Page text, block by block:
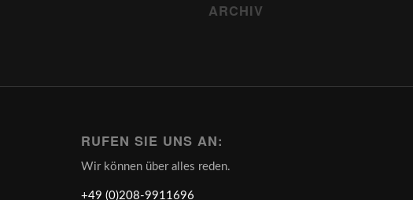
ARCHIV
RUFEN SIE UNS AN:
Wir können über alles reden.
+49 (0)208-9911696